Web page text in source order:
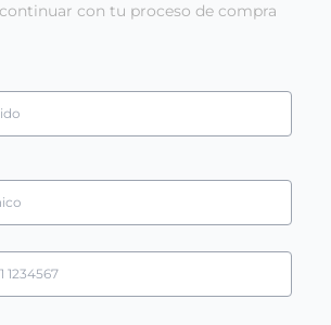
con tu proceso de compra